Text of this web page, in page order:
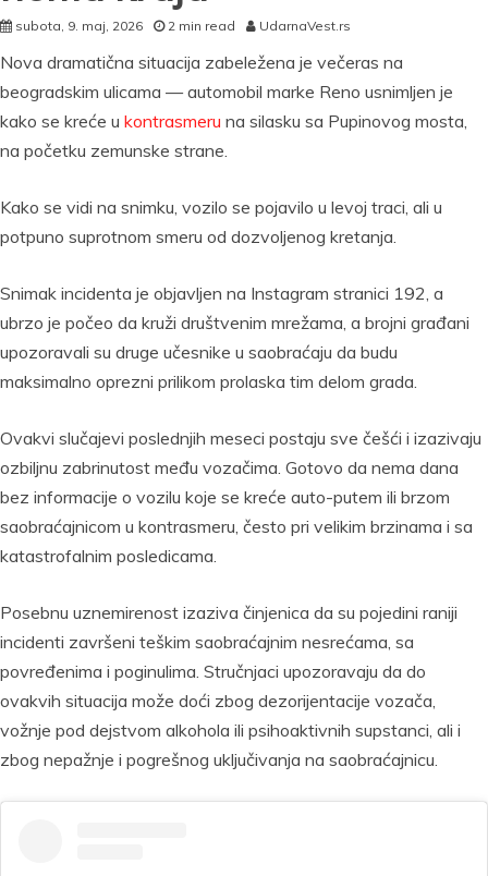
subota, 9. maj, 2026 2 min read UdarnaVest.rs
Nova dramatična situacija zabeležena je večeras na
beogradskim ulicama — automobil marke Reno usnimljen je
kako se kreće u kontrasmeru na silasku sa Pupinovog mosta,
na početku zemunske strane.
Kako se vidi na snimku, vozilo se pojavilo u levoj traci, ali u
potpuno suprotnom smeru od dozvoljenog kretanja.
Snimak incidenta je objavljen na Instagram stranici 192, a
ubrzo je počeo da kruži društvenim mrežama, a brojni građani
upozoravali su druge učesnike u saobraćaju da budu
maksimalno oprezni prilikom prolaska tim delom grada.
Ovakvi slučajevi poslednjih meseci postaju sve češći i izazivaju
ozbiljnu zabrinutost među vozačima. Gotovo da nema dana
bez informacije o vozilu koje se kreće auto-putem ili brzom
saobraćajnicom u kontrasmeru, često pri velikim brzinama i sa
katastrofalnim posledicama.
Posebnu uznemirenost izaziva činjenica da su pojedini raniji
incidenti završeni teškim saobraćajnim nesrećama, sa
povređenima i poginulima. Stručnjaci upozoravaju da do
ovakvih situacija može doći zbog dezorijentacije vozača,
vožnje pod dejstvom alkohola ili psihoaktivnih supstanci, ali i
zbog nepažnje i pogrešnog uključivanja na saobraćajnicu.